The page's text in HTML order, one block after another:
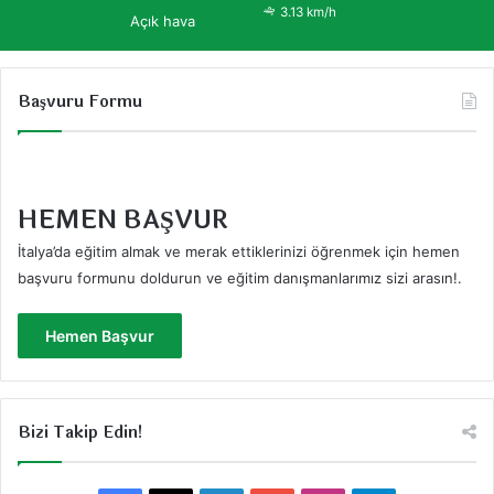
Açık hava
3.13 km/h
Başvuru Formu
HEMEN BAŞVUR
İtalya’da eğitim almak ve merak ettiklerinizi öğrenmek için hemen
başvuru formunu doldurun ve eğitim danışmanlarımız sizi arasın!.
Hemen Başvur
Bizi Takip Edin!